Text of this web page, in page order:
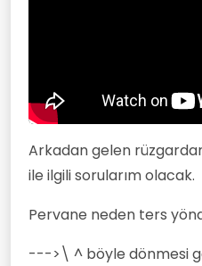
Arkadan gelen
ile ilgili sorularım olacak.
Pervane neden ters
--->\ ^ böyle dönmesi